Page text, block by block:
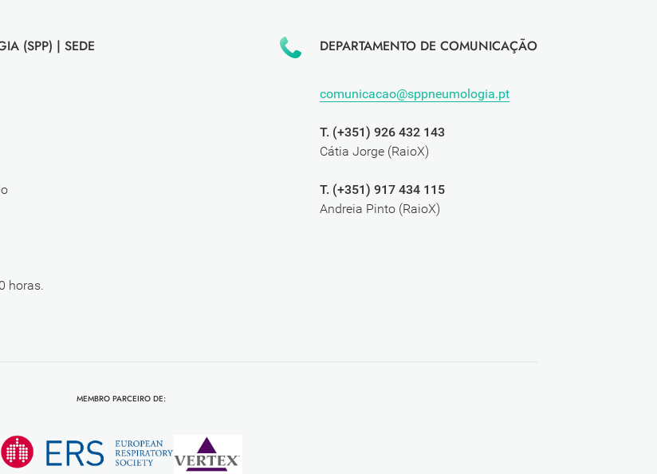
(SPP) | SEDE
horas.
DEPARTAMENTO DE COMUNICAÇÃO
comunicacao@sppneumologia.pt
T. (+351) 926 432 143
Cátia Jorge (RaioX)
T. (+351) 917 434 115
Andreia Pinto (RaioX)
MEMBRO PARCEIRO DE: